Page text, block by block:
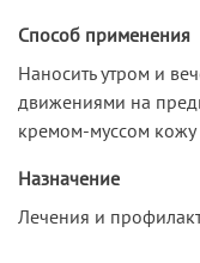
Способ применения
Наносить утром и
движениями на
кремом-муссом кожу
Назначение
Лечения и